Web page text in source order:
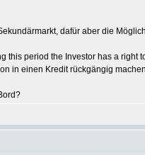
dafür aber die
this period the Investor has a right
in einen Kredit rückgängig